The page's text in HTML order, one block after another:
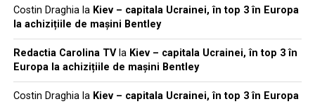
Costin Draghiala Kiev – capitala Ucrainei, în top 3 în Europa
la achizițiile de mașini Bentley
Redactia Carolina TVla Kiev – capitala Ucrainei, în top 3 în
Europa la achizițiile de mașini Bentley
Costin Draghiala Kiev – capitala Ucrainei, în top 3 în Europa